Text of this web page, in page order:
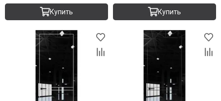
Купить Купить